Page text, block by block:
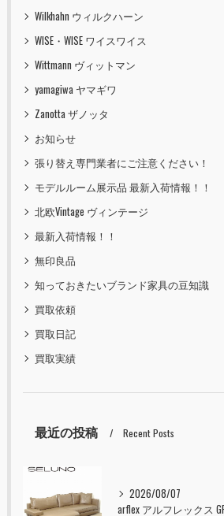
Wilkhahn ウィルクハーン
WISE・WISE ワイスワイス
Wittmann ヴィットマン
yamagiwa ヤマギワ
Zanotta ザノッタ
お知らせ
張り替え専門業者にご注意ください！
モデルルーム展示品 最新入荷情報！！
北欧Vintage ヴィンテージ
最新入荷情報！！
無印良品
知っておきたいブランド家具の豆知識
買取依頼
買取日記
買取実績
最近の投稿 Recent Posts
2026/08/07